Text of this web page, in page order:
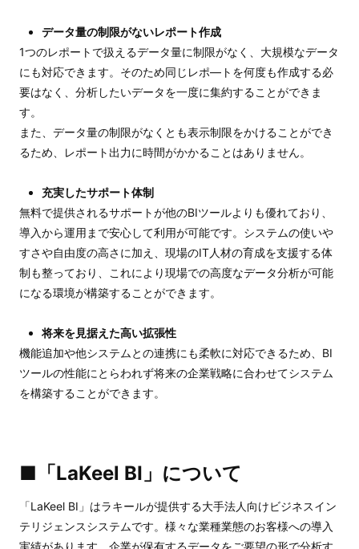
データ量の制限がないレポート作成
1つのレポートで扱えるデータ量に制限がなく、大規模なデータ
にも対応できます。そのため同じレポ―トを何度も作成する必
要はなく、分析したいデータを一度に集約することができま
す。
また、データ量の制限がなくとも表示制限をかけることができ
るため、レポート出力に時間がかかることはありません。
充実したサポート体制
無料で提供されるサポートが他のBIツールよりも優れており、
導入から運用まで安心して利用が可能です。システムの使いや
すさや自由度の高さに加え、現場のIT人材の育成を支援する体
制も整っており、これにより現場での高度なデータ分析が可能
になる環境が構築することができます。
将来を見据えた高い拡張性
機能追加や他システムとの連携にも柔軟に対応できるため、BI
ツールの性能にとらわれず将来の企業戦略に合わせてシステム
を構築することができます。
■「LaKeel BI」について
「LaKeel BI」はラキールが提供する大手法人向けビジネスイン
テリジェンスシステムです。様々な業種業態のお客様への導入